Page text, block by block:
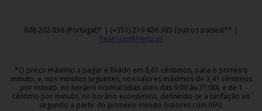
808 202 038 (Portugal)* | (+351) 219 426 385 (outros países)** |
Reservas@Hertz.pt
*O preço máximo a pagar é fixado em 8,61 cêntimos, para o primeiro
minuto, e, nos minutos seguintes, nos valores máximos de 3,41 cêntimos
por minuto, no horário normal (dias úteis das 9:00 às 21:00), e de 1
cêntimo por minuto, no horário económico, definindo-se a tarifação ao
segundo a partir do primeiro minuto (valores com IVA).